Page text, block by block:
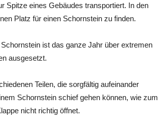
Spitze eines Gebäudes transportiert. In den
Platz für einen Schornstein zu finden.
ist das ganze Jahr über extremen
ausgesetzt.
Teilen, die sorgfältig aufeinander
Schornstein schief gehen können, wie zum
nicht richtig öffnet.